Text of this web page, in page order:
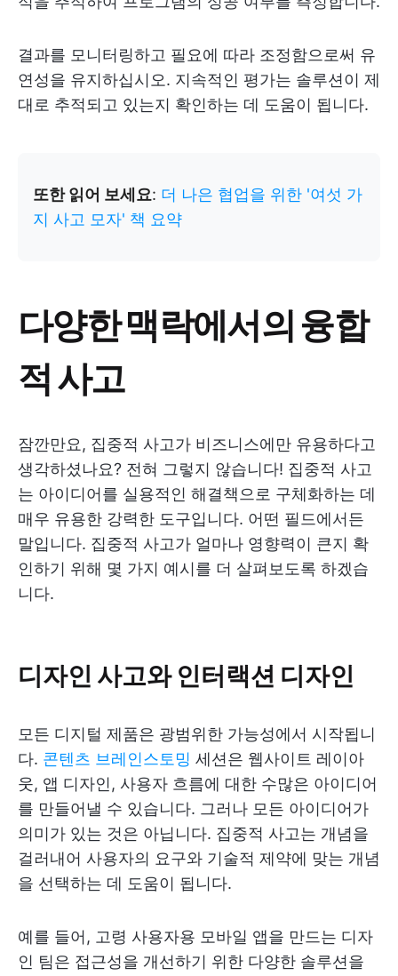
결과를 모니터링하고 필요에 따라 조정함으로써 유
연성을 유지하십시오. 지속적인 평가는 솔루션이 제
대로 추적되고 있는지 확인하는 데 도움이 됩니다.
또한 읽어 보세요: 더 나은 협업을 위한 '여섯 가
지 사고 모자' 책 요약
다양한 맥락에서의 융합
적 사고
잠깐만요, 집중적 사고가 비즈니스에만 유용하다고
생각하셨나요? 전혀 그렇지 않습니다! 집중적 사고
는 아이디어를 실용적인 해결책으로 구체화하는 데
매우 유용한 강력한 도구입니다. 어떤 필드에서든
말입니다. 집중적 사고가 얼마나 영향력이 큰지 확
인하기 위해 몇 가지 예시를 더 살펴보도록 하겠습
니다.
디자인 사고와 인터랙션 디자인
모든 디지털 제품은 광범위한 가능성에서 시작됩니
다. 콘텐츠 브레인스토밍 세션은 웹사이트 레이아
웃, 앱 디자인, 사용자 흐름에 대한 수많은 아이디어
를 만들어낼 수 있습니다. 그러나 모든 아이디어가
의미가 있는 것은 아닙니다. 집중적 사고는 개념을
걸러내어 사용자의 요구와 기술적 제약에 맞는 개념
을 선택하는 데 도움이 됩니다.
예를 들어, 고령 사용자용 모바일 앱을 만드는 디자
인 팀은 접근성을 개선하기 위한 다양한 솔루션을